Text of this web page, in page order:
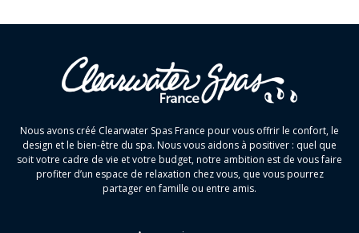
Nous avons créé Clearwater Spas France pour vous offrir le confort, le
design et le bien-être du spa. Nous vous aidons à positiver : quel que
soit votre cadre de vie et votre budget, notre ambition est de vous faire
profiter d’un espace de relaxation chez vous, que vous pourrez
partager en famille ou entre amis.